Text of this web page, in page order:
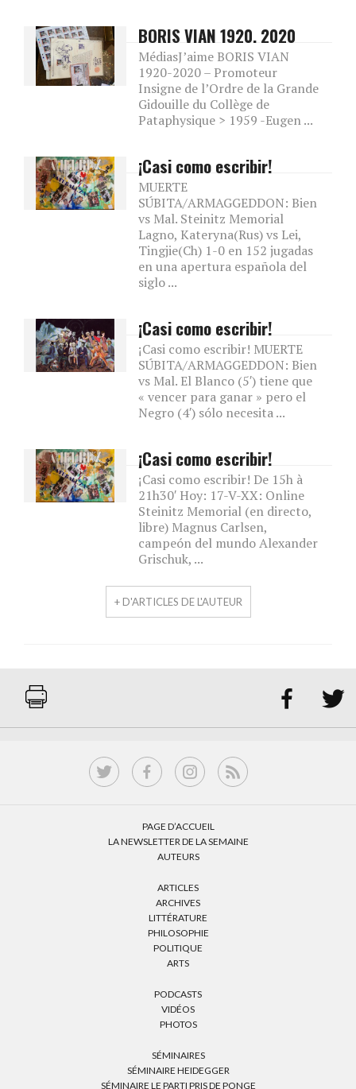
BORIS VIAN 1920. 2020
MédiasJ’aime BORIS VIAN
1920-2020 – Promoteur
Insigne de l’Ordre de la Grande
Gidouille du Collège de
Pataphysique > 1959 -Eugen ...
¡Casi como escribir!
MUERTE
SÚBITA/ARMAGGEDDON: Bien
vs Mal. Steinitz Memorial
Lagno, Kateryna(Rus) vs Lei,
Tingjie(Ch) 1-0 en 152 jugadas
en una apertura española del
siglo ...
¡Casi como escribir!
¡Casi como escribir! MUERTE
SÚBITA/ARMAGGEDDON: Bien
vs Mal. El Blanco (5′) tiene que
« vencer para ganar » pero el
Negro (4′) sólo necesita ...
¡Casi como escribir!
¡Casi como escribir! De 15h à
21h30′ Hoy: 17-V-XX: Online
Steinitz Memorial (en directo,
libre) Magnus Carlsen,
campeón del mundo Alexander
Grischuk, ...
+ D'ARTICLES DE L'AUTEUR
 
PAGE D’ACCUEIL
LA NEWSLETTER DE LA SEMAINE
AUTEURS
ARTICLES
ARCHIVES
LITTÉRATURE
PHILOSOPHIE
POLITIQUE
ARTS
PODCASTS
VIDÉOS
PHOTOS
SÉMINAIRES
SÉMINAIRE HEIDEGGER
SÉMINAIRE LE PARTI PRIS DE PONGE